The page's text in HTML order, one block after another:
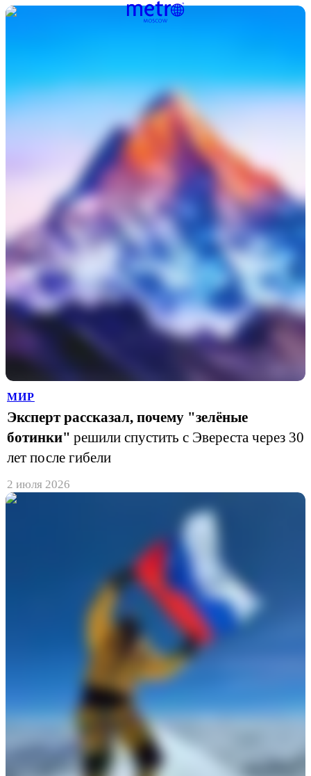
МИР
Эксперт рассказал, почему "зелёные
ботинки" решили спустить с Эвереста через 30
лет после гибели
2 июля 2026